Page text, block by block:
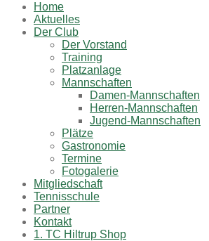
Home
Aktuelles
Der Club
Der Vorstand
Training
Platzanlage
Mannschaften
Damen-Mannschaften
Herren-Mannschaften
Jugend-Mannschaften
Plätze
Gastronomie
Termine
Fotogalerie
Mitgliedschaft
Tennisschule
Partner
Kontakt
1. TC Hiltrup Shop